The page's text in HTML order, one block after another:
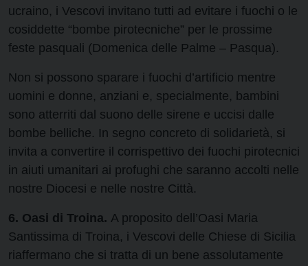
ucraino, i Vescovi invitano tutti ad evitare i fuochi o le
cosiddette “bombe pirotecniche” per le prossime
feste pasquali (Domenica delle Palme – Pasqua).
Non si possono sparare i fuochi d’artificio mentre
uomini e donne, anziani e, specialmente, bambini
sono atterriti dal suono delle sirene e uccisi dalle
bombe belliche. In segno concreto di solidarietà, si
invita a convertire il corrispettivo dei fuochi pirotecnici
in aiuti umanitari ai profughi che saranno accolti nelle
nostre Diocesi e nelle nostre Città.
6. Oasi di Troina. A proposito dell’Oasi Maria
Santissima di Troina, i Vescovi delle Chiese di Sicilia
riaffermano che si tratta di un bene assolutamente